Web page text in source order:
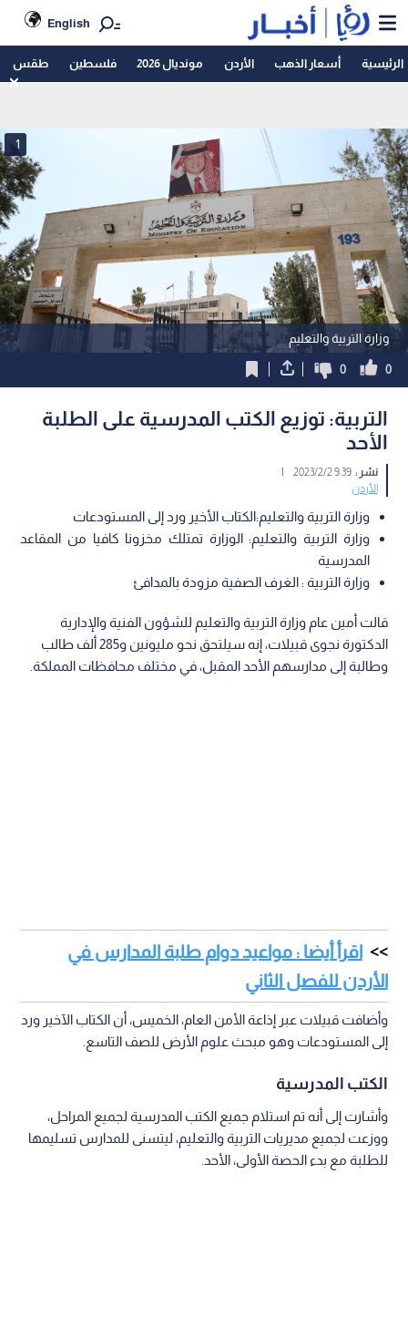
English
الرئيسية أسعار الذهب الأردن مونديال 2026 فلسطين طقس
وزارة التربية والتعليم
1
0
0
التربية: توزيع الكتب المدرسية على الطلبة
الأحد
نشر :9:39 2023/2/2
|
الأردن
وزارة التربية والتعليم:الكتاب الأخير ورد إلى المستودعات
وزارة التربية والتعليم: الوزارة تمتلك مخزونا كافيا من المقاعد
المدرسية
وزارة التربية : الغرف الصفية مزودة بالمدافئ
قالت أمين عام وزارة التربية والتعليم للشؤون الفنية والإدارية
الدكتورة نجوى قبيلات، إنه سيلتحق نحو مليونين و285 ألف طالب
وطالبة إلى مدارسهم الأحد المقبل، في مختلف محافظات المملكة.
اقرأ أيضا : مواعيد دوام طلبة المدارس في
الأردن للفصل الثاني
وأضافت قبيلات عبر إذاعة الأمن العام، الخميس، أن الكتاب الآخير ورد
إلى المستودعات وهو مبحث علوم الأرض للصف التاسع.
الكتب المدرسية
وأشارت إلى أنه تم استلام جميع الكتب المدرسية لجميع المراحل،
ووزعت لجميع مديريات التربية والتعليم، ليتسنى للمدارس تسليمها
للطلبة مع بدء الحصة الأولى، الأحد.